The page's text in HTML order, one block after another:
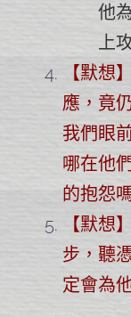
他
上
【默想
應，竟
我們眼
哪在他
的抱怨
【默想
步，聽
定會為